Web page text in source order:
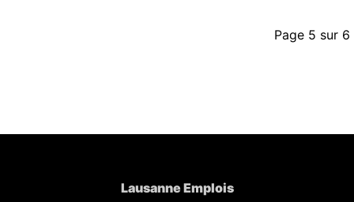
Page 5 sur 6
Lausanne Emplois